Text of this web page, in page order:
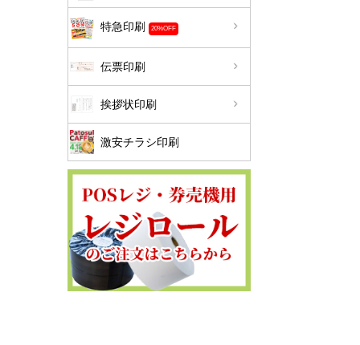
特急印刷 20%OFF
伝票印刷
挨拶状印刷
激安チラシ印刷